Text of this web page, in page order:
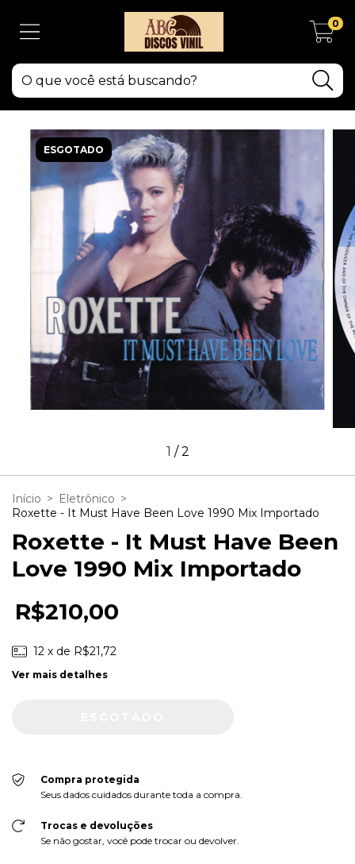
0
ESGOTADO
1 /2
Início > Eletrônico >
Roxette - It Must Have Been Love 1990 Mix Importado
Roxette - It Must Have Been
Love 1990 Mix Importado
R$210,00
12 x de R$21,72
Ver mais detalhes
Compra protegida
Seus dados cuidados durante toda a compra.
Trocas e devoluções
Se não gostar, você pode trocar ou devolver.